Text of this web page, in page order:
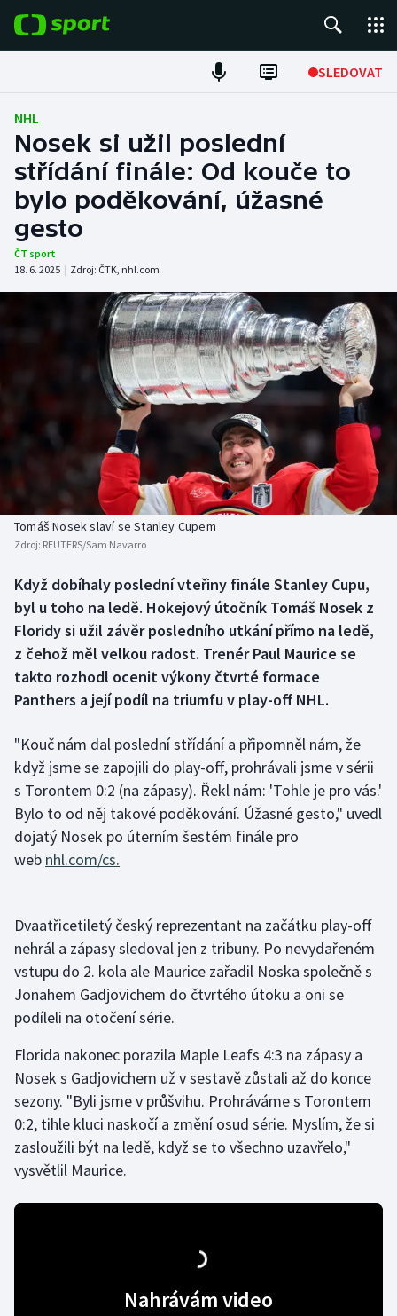
SLEDOVAT
Fotbal
Hokej
Tenis
Atletika
DALŠÍ SPORTY
Americký fotbal
Baseball a softbal
Basketbal
Biatlon
Boby a skeleton
Box
Curling
Florbal
Futsal
Golf
Gymnastika
Jezdectví
Krasobruslení
Lezení
Lyže a snowboard
Moderní pětiboj
Motorsport
NEPŘEHLÉDNĚTE
Historické návraty
Aplikace ČT sport
AZ kvíz
NHL
Nosek si užil poslední
střídání finále: Od kouče to
bylo poděkování, úžasné
gesto
ČT sport
18. 6. 2025 | Zdroj: ČTK, nhl.com
Tomáš Nosek slaví se Stanley Cupem
Zdroj: REUTERS/Sam Navarro
Když dobíhaly poslední vteřiny finále Stanley Cupu,
byl u toho na ledě. Hokejový útočník Tomáš Nosek z
Floridy si užil závěr posledního utkání přímo na ledě,
z čehož měl velkou radost. Trenér Paul Maurice se
takto rozhodl ocenit výkony čtvrté formace
Panthers a její podíl na triumfu v play-off NHL.
"Kouč nám dal poslední střídání a připomněl nám, že
když jsme se zapojili do play-off, prohrávali jsme v sérii
s Torontem 0:2 (na zápasy). Řekl nám: 'Tohle je pro vás.'
Bylo to od něj takové poděkování. Úžasné gesto," uvedl
dojatý Nosek po úterním šestém finále pro
web nhl.com/cs.
Dvaatřicetiletý český reprezentant na začátku play-off
nehrál a zápasy sledoval jen z tribuny. Po nevydařeném
vstupu do 2. kola ale Maurice zařadil Noska společně s
Jonahem Gadjovichem do čtvrtého útoku a oni se
podíleli na otočení série.
Florida nakonec porazila Maple Leafs 4:3 na zápasy a
Nosek s Gadjovichem už v sestavě zůstali až do konce
sezony. "Byli jsme v průšvihu. Prohráváme s Torontem
0:2, tihle kluci naskočí a změní osud série. Myslím, že si
zasloužili být na ledě, když se to všechno uzavřelo,"
vysvětlil Maurice.
Nahrávám video